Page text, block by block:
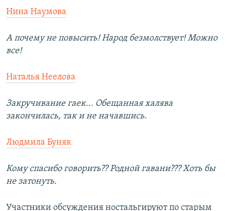
Нина Наумова
А почему не повысить! Народ безмолствует! Можно
все!
Наталья Неелова
Закручивание гаек... Обещанная халява
закончилась, так и не начавшись.
Людмила Буняк
Кому спасибо говорить?? Родной гавани??? Хоть бы
не затонуть.
Участники обсуждения ностальгируют по старым